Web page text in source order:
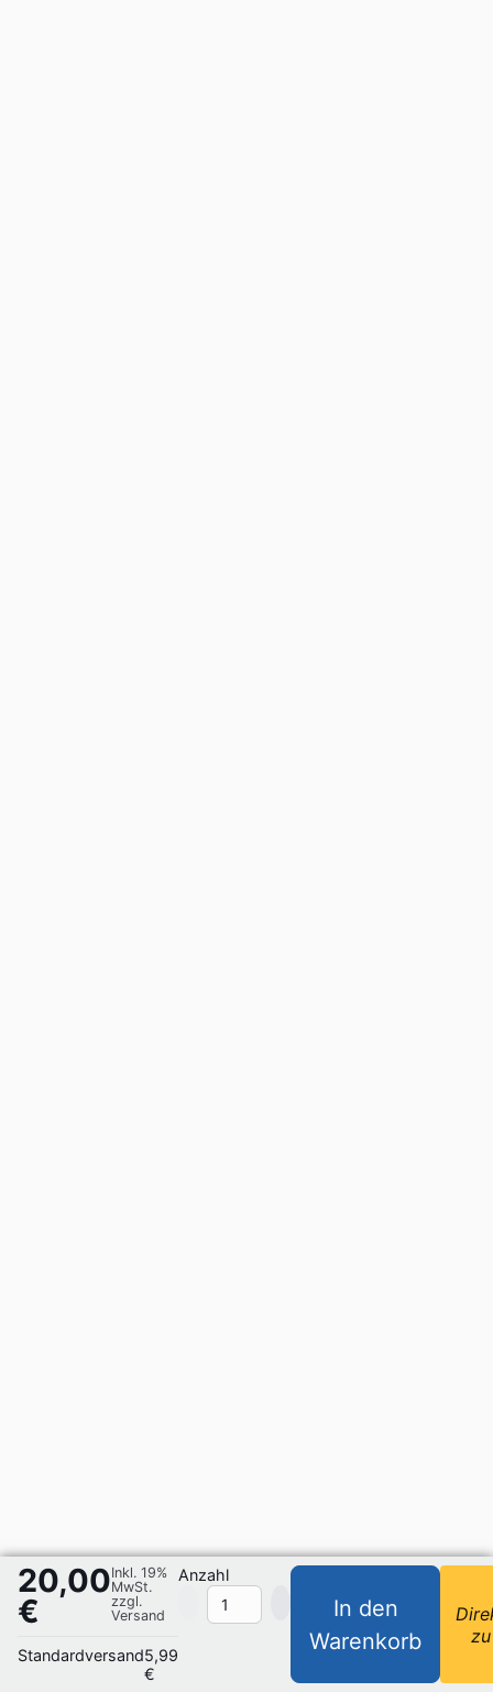
20,00
€
Inkl. 19%
MwSt.
zzgl.
Versand
Standardversand5,99
€
Anzahl
In den
Warenkorb
zu